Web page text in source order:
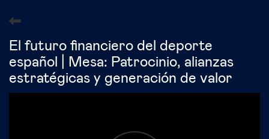
El futuro financiero del deporte
español | Mesa: Patrocinio, alianzas
estratégicas y generación de valor